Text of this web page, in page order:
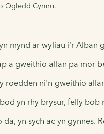
Ogledd Cymru.
mynd ar wyliau i'r Alban
a gweithio allan pa mor
roedden ni'n gweithio
yn rhy brysur, felly
yn sych ac yn gynnes.